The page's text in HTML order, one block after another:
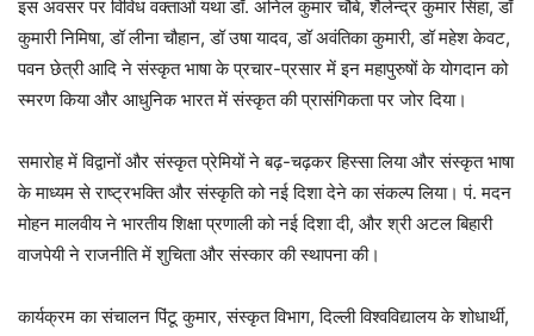
इस अवसर पर विविध वक्ताओं यथा डॉ. अनिल कुमार चौबे, शैलेन्द्र कुमार सिंहा, डॉ
कुमारी निमिषा, डॉ लीना चौहान, डॉ उषा यादव, डॉ अवंतिका कुमारी, डॉ महेश केवट,
पवन छेत्री आदि ने संस्कृत भाषा के प्रचार-प्रसार में इन महापुरुषों के योगदान को
स्मरण किया और आधुनिक भारत में संस्कृत की प्रासंगिकता पर जोर दिया।
समारोह में विद्वानों और संस्कृत प्रेमियों ने बढ़-चढ़कर हिस्सा लिया और संस्कृत भाषा
के माध्यम से राष्ट्रभक्ति और संस्कृति को नई दिशा देने का संकल्प लिया। पं. मदन
मोहन मालवीय ने भारतीय शिक्षा प्रणाली को नई दिशा दी, और श्री अटल बिहारी
वाजपेयी ने राजनीति में शुचिता और संस्कार की स्थापना की।
कार्यक्रम का संचालन पिंटू कुमार, संस्कृत विभाग, दिल्ली विश्वविद्यालय के शोधार्थी,